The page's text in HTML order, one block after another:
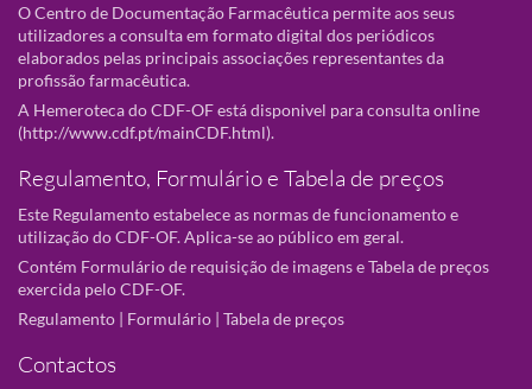
O Centro de Documentação Farmacêutica permite aos seus
utilizadores a consulta em formato digital dos periódicos
elaborados pelas principais associações representantes da
profissão farmacêutica.
A Hemeroteca do CDF-OF está disponivel para consulta online
(http://www.cdf.pt/mainCDF.html).
Regulamento, Formulário e Tabela de preços
Este Regulamento estabelece as normas de funcionamento e
utilização do CDF-OF. Aplica-se ao público em geral.
Contém Formulário de requisição de imagens e Tabela de preços
exercida pelo CDF-OF.
Regulamento | Formulário | Tabela de preços
Contactos